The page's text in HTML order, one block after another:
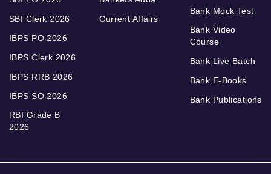
SBI Clerk 2026
IBPS PO 2026
IBPS Clerk 2026
IBPS RRB 2026
IBPS SO 2026
RBI Grade B
2026
Current Affairs
Bank Mock Test
Bank Video
Course
Bank Live Batch
Bank E-Books
Bank Publications